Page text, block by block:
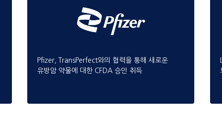
Pfizer, TransPerfect와의 협력을 통해 새로운
유방암 약물에 대한 CFDA 승인 취득